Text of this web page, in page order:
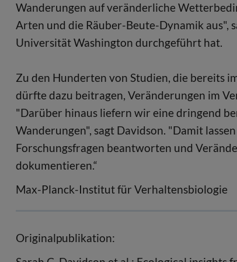
Wanderungen auf veränderliche
Arten und die Räuber-Beute-Dynamik aus",
Universität Washington durchgeführt hat.
Zu den Hunderten von Studien, die bereits
dürfte dazu beitragen, Veränderungen im
"Darüber hinaus liefern wir eine dringend
Wanderungen", sagt Davidson. "Damit
Forschungsfragen beantworten und
dokumentieren.“
Max-Planck-Institut für Verhaltensbiologie
Originalpublikation: